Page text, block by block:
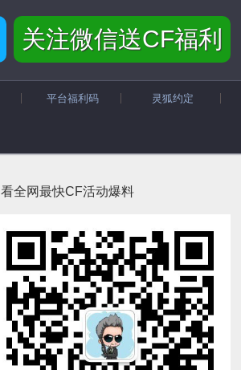
关注微信送CF福利
平台福利码 灵狐约定
看全网最快CF活动爆料